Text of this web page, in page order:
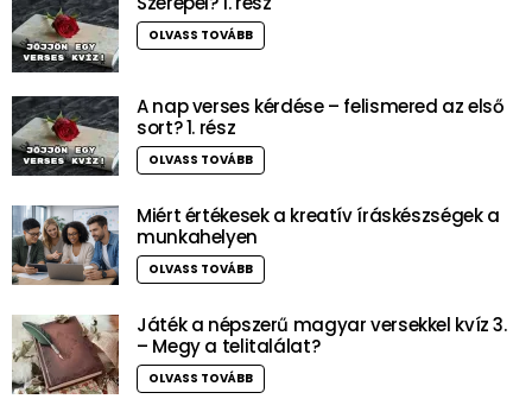
OLVASS TOVÁBB
A nap verses kérdése – felismered az első
sort? 1. rész
OLVASS TOVÁBB
Miért értékesek a kreatív íráskészségek a
munkahelyen
OLVASS TOVÁBB
Játék a népszerű magyar versekkel kvíz 3.
– Megy a telitalálat?
OLVASS TOVÁBB